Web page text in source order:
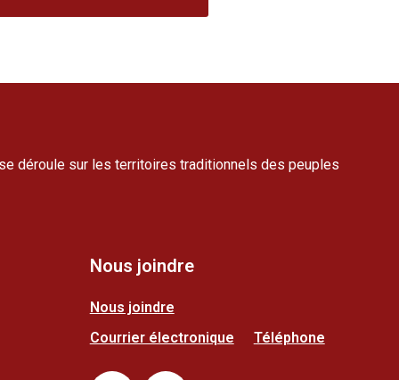
déroule sur les territoires traditionnels des peuples
Nous joindre
Nous joindre
Courrier électronique
Téléphone